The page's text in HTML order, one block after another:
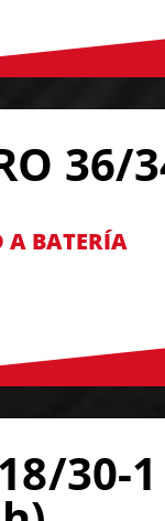
36/
A BATERÍA
30-